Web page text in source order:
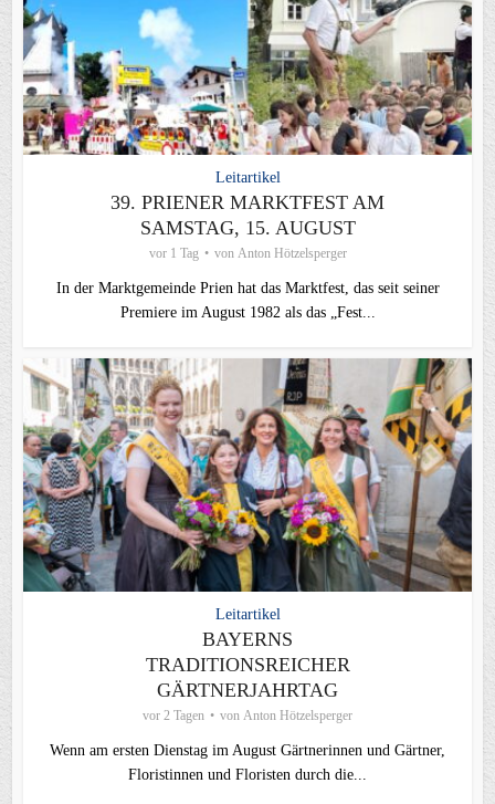
Leitartikel
39. PRIENER MARKTFEST AM
SAMSTAG, 15. AUGUST
vor 1 Tag von Anton Hötzelsperger
In der Marktgemeinde Prien hat das Marktfest, das seit seiner
Premiere im August 1982 als das „Fest...
Leitartikel
BAYERNS
TRADITIONSREICHER
GÄRTNERJAHRTAG
vor 2 Tagen von Anton Hötzelsperger
Wenn am ersten Dienstag im August Gärtnerinnen und Gärtner,
Floristinnen und Floristen durch die...